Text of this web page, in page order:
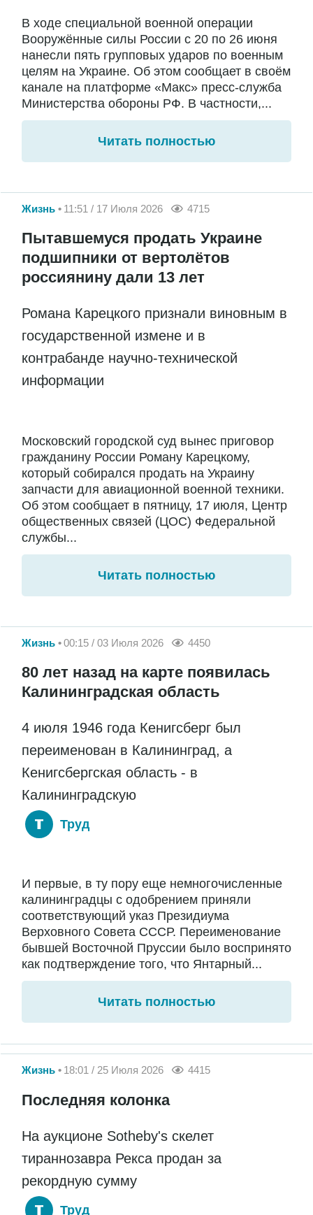
В ходе специальной военной операции
Вооружённые силы России с 20 по 26 июня
нанесли пять групповых ударов по военным
целям на Украине. Об этом сообщает в своём
канале на платформе «Макс» пресс-служба
Министерства обороны РФ. В частности,...
Читать полностью
Жизнь 11:51 / 17 Июля 2026 4715
Пытавшемуся продать Украине
подшипники от вертолётов
россиянину дали 13 лет
Романа Карецкого признали виновным в
государственной измене и в
контрабанде научно-технической
информации
Московский городской суд вынес приговор
гражданину России Роману Карецкому,
который собирался продать на Украину
запчасти для авиационной военной техники.
Об этом сообщает в пятницу, 17 июля, Центр
общественных связей (ЦОС) Федеральной
службы...
Читать полностью
Жизнь 00:15 / 03 Июля 2026 4450
80 лет назад на карте появилась
Калининградская область
4 июля 1946 года Кенигсберг был
переименован в Калининград, а
Кенигсбергская область - в
Калининградскую
Труд
И первые, в ту пору еще немногочисленные
калининградцы с одобрением приняли
соответствующий указ Президиума
Верховного Совета СССР. Переименование
бывшей Восточной Пруссии было воспринято
как подтверждение того, что Янтарный...
Читать полностью
Жизнь 18:01 / 25 Июля 2026 4415
Последняя колонка
На аукционе Sotheby's скелет
тираннозавра Рекса продан за
рекордную сумму
Труд